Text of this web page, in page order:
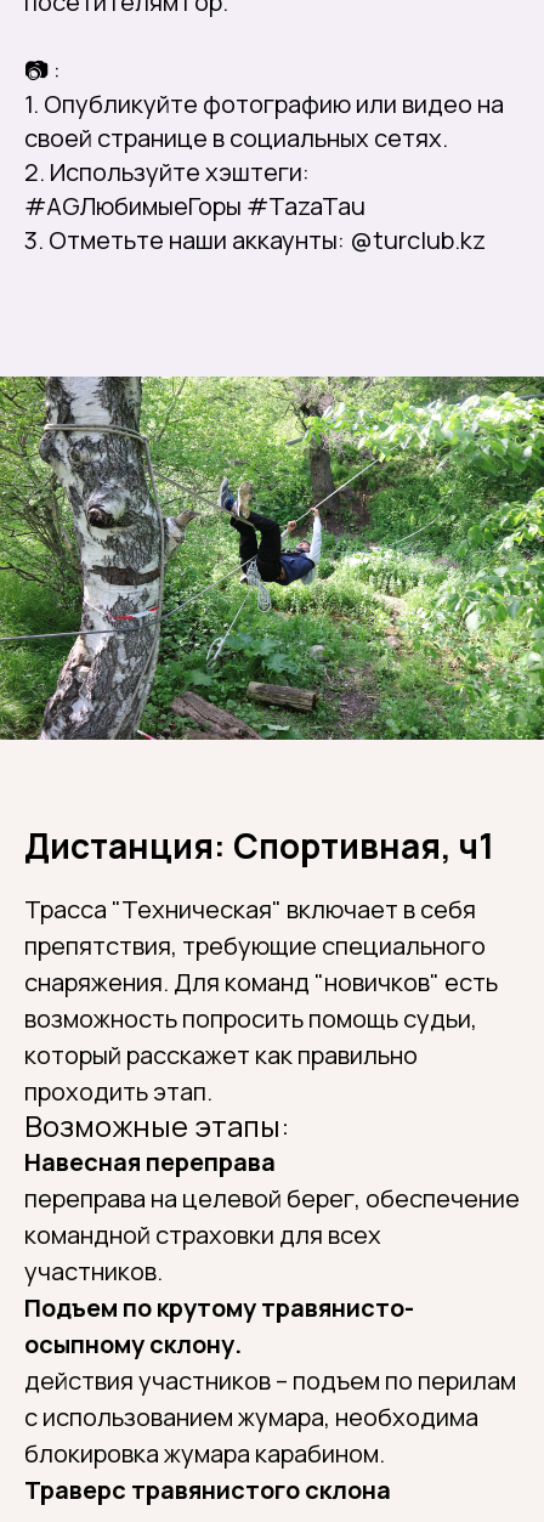
📷 :
1. Опубликуйте фотографию или видео на
своей странице в социальных сетях.
2. Используйте хэштеги:
#AGЛюбимыеГоры #TazaTau
3. Отметьте наши аккаунты: @turclub.kz
Дистанция: Спортивная, ч1
Трасса "Техническая" включает в себя
препятствия, требующие специального
снаряжения. Для команд "новичков" есть
возможность попросить помощь судьи,
который расскажет как правильно
проходить этап.
Возможные этапы:
Навесная переправа
переправа на целевой берег, обеспечение
командной страховки для всех
участников.
Подъем по крутому травянисто-
осыпному склону.
действия участников – подъем по перилам
с использованием жумара, необходима
блокировка жумара карабином.
Траверс травянистого склона